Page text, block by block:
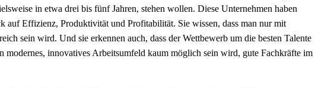
in etwa drei bis fünf Jahren, stehen wollen. Diese Unternehmen haben
auf Effizienz, Produktivität und Profitabilität. Sie wissen, dass man nur mit
sein wird. Und sie erkennen auch, dass der Wettbewerb um die besten Talente
modernes, innovatives Arbeitsumfeld kaum möglich sein wird, gute Fachkräfte im